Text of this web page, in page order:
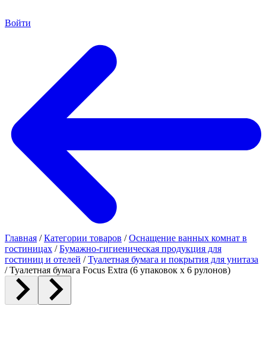
Войти
Главная / Категории товаров / Оснащение ванных комнат в
гостиницах / Бумажно-гигиеническая продукция для
гостиниц и отелей / Туалетная бумага и покрытия для унитаза
/ Туалетная бумага Focus Extra (6 упаковок х 6 рулонов)